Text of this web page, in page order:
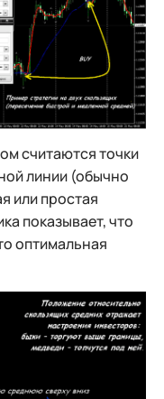
считаются точки
линии (обычно
или простая
показывает, что
оптимальная